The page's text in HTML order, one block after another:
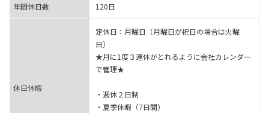
年間休日数 120日
休日休暇
定休日：月曜日（月曜日が祝日の場合は火曜
日）
★月に1度３連休がとれるように会社カレンダー
で管理★
・週休２日制
・夏季休暇（7日間）